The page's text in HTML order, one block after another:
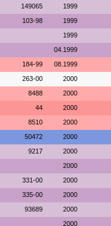
149065 1999
103-98 1999
1999
04.1999
184-99 08.1999
263-00 2000
8488 2000
44 2000
8510 2000
50472 2000
9217 2000
2000
331-00 2000
335-00 2000
93689 2000
2000